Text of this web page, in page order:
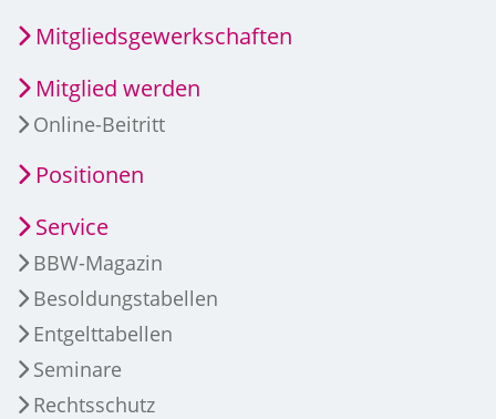
Mitgliedsgewerkschaften
Mitglied werden
Online-Beitritt
Positionen
Service
BBW-Magazin
Besoldungstabellen
Entgelttabellen
Seminare
Rechtsschutz